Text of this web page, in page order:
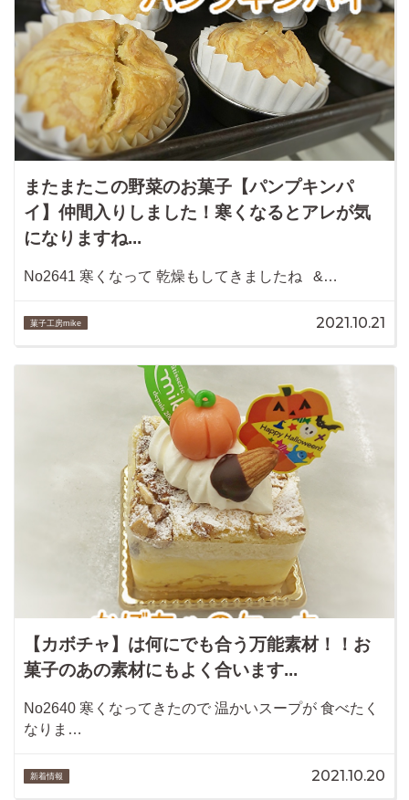
またまたこの野菜のお菓子【パンプキンパ
イ】仲間入りしました！寒くなるとアレが気
になりますね...
No2641 寒くなって 乾燥もしてきましたね &…
菓子工房mike 2021.10.21
【カボチャ】は何にでも合う万能素材！！お
菓子のあの素材にもよく合います...
No2640 寒くなってきたので 温かいスープが 食べたく
なりま…
新着情報 2021.10.20